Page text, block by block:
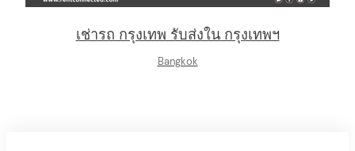
เช่ารถ กรุงเทพ รับส่งใน กรุงเทพฯ
Bangkok